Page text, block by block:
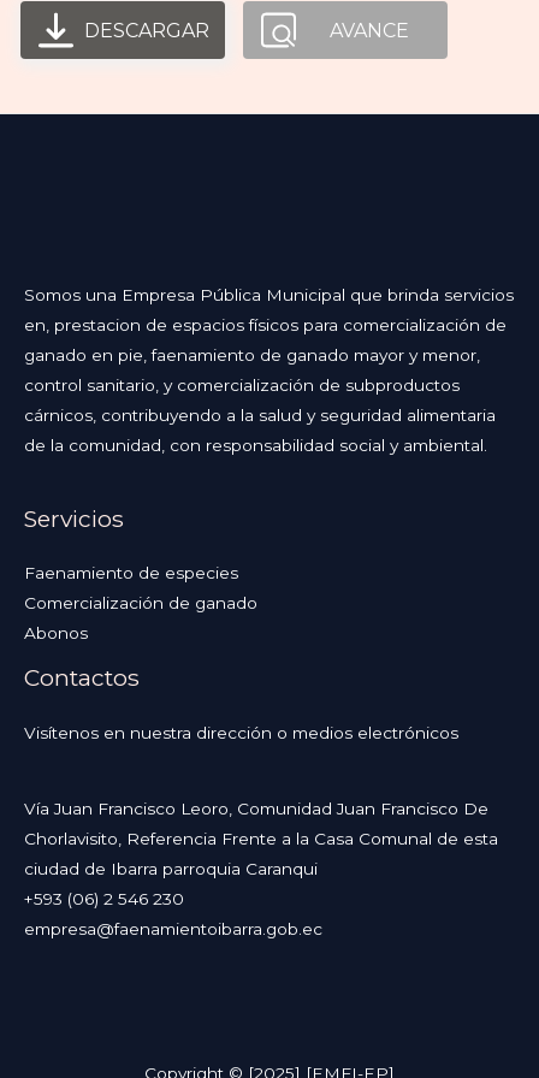
DESCARGAR AVANCE
Somos una Empresa Pública Municipal que brinda servicios
en, prestacion de espacios físicos para comercialización de
ganado en pie, faenamiento de ganado mayor y menor,
control sanitario, y comercialización de subproductos
cárnicos, contribuyendo a la salud y seguridad alimentaria
de la comunidad, con responsabilidad social y ambiental.
Servicios
Faenamiento de especies
Comercialización de ganado
Abonos
Contactos
Visítenos en nuestra dirección o medios electrónicos
Vía Juan Francisco Leoro, Comunidad Juan Francisco De
Chorlavisito, Referencia Frente a la Casa Comunal de esta
ciudad de Ibarra parroquia Caranqui
+593 (06) 2 546 230
empresa@faenamientoibarra.gob.ec
Copyright © [2025] [EMFI-EP]